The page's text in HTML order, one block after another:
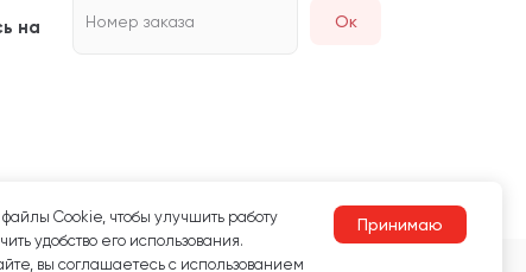
на
Номер заказа Ок
Сookie, чтобы улучшить работу
удобство его использования.
вы соглашаетесь с использованием
Принимаю